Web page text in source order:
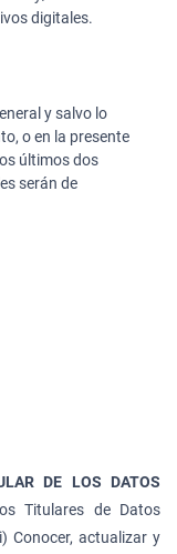
digitales.
y salvo lo
o en la presente
últimos dos
serán de
DE LOS DATOS
Titulares de Datos
Conocer, actualizar y